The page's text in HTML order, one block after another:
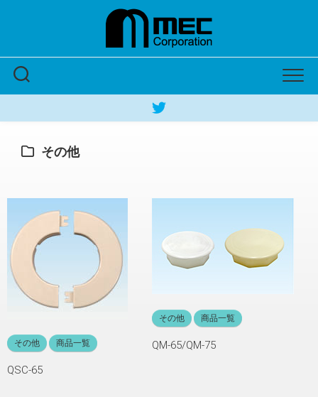
その他
その他 商品一覧
QSC-65
その他 商品一覧
QM-65/QM-75